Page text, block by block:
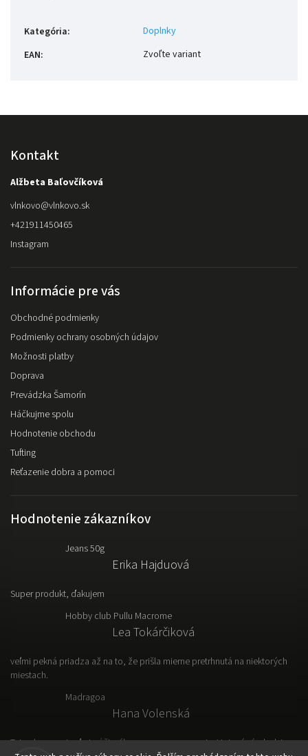
Kategória:
Doplnky
EAN: Zvoľte variant
Kontakt
Alžbeta Baľovčíková
vlnkovo@vlnkovo.sk
+421911450465
Instagram
Informácie pre vás
Obchodné podmienky
Podmienky ochrany osobných údajov
Možnosti platby
Doprava
Prevádzka Šamorín
Háčkujme spolu
Hodnotenie obchodu
Tufting
Reťazenie dobra a pomoci
Hodnotenie zákazníkov
Jeans 50g
Erika Hajduová
Super produkt, ďakujem
Hobby club Pullu Macrome
Lea Tokárčiková
veľmi pekná priadza až na to, že prišla mierne pretrhnutá na niektorých
miestach.
Madragoa
Hana Volenská
Tato vlna sa mi veľmi páči, výborne sa s nou pracuje. Hotový výrobok je